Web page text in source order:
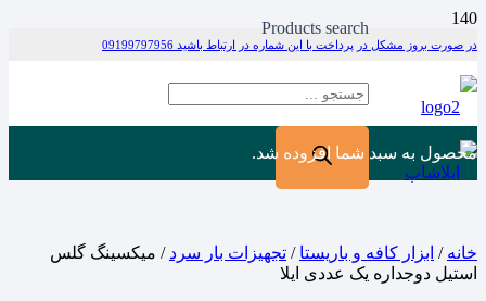
در صورت بروز مشکل در پرداخت با این شماره در ارتباط باشید 09199797956
Products search
محصول به سبد شما افزوده شد.
خانه / ابزار کافه و باریستا / تجهیزات بار سرد / میکسینگ گلس
استیل دوجداره یک عددی ایلا